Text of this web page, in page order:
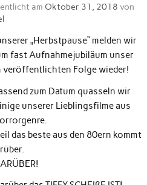
am Oktober 31, 2018 von
„Herbstpause“ melden wir
fast Aufnahmejubiläum unser
veröffentlichten Folge wieder!
zum Datum quasseln wir
unserer Lieblingsfilme aus
das beste aus den 80ern kommt